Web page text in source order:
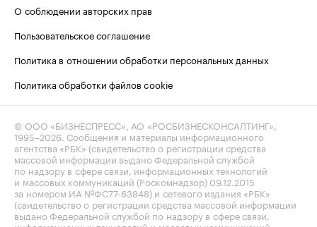
О соблюдении авторских прав
Пользовательское соглашение
Политика в отношении обработки персональных данных
Политика обработки файлов cookie
© ООО «БИЗНЕСПРЕСС», АО «РОСБИЗНЕСКОНСАЛТИНГ»,
1995–2026. Сообщения и материалы информационного
агентства «РБК» (свидетельство о регистрации средства
массовой информации выдано Федеральной службой
по надзору в сфере связи, информационных технологий
и массовых коммуникаций (Роскомнадзор) 09.12.2015
за номером ИА №ФС77-63848) и сетевого издания «РБК»
(свидетельство о регистрации средства массовой информации
выдано Федеральной службой по надзору в сфере связи,